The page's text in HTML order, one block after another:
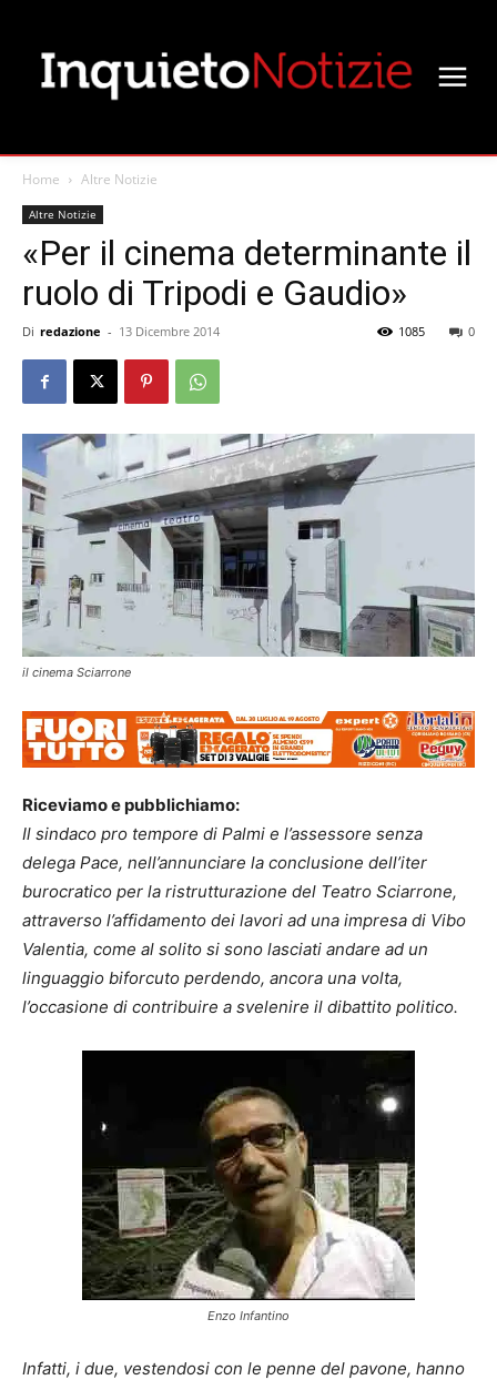
Home Altre Notizie
Altre Notizie
«Per il cinema determinante il
ruolo di Tripodi e Gaudio»
Di redazione - 13 Dicembre 2014 0
1085
il cinema Sciarrone
Riceviamo e pubblichiamo:
Il sindaco pro tempore di Palmi e l’assessore senza
delega Pace, nell’annunciare la conclusione dell’iter
burocratico per la ristrutturazione del Teatro Sciarrone,
attraverso l’affidamento dei lavori ad una impresa di Vibo
Valentia, come al solito si sono lasciati andare ad un
linguaggio biforcuto perdendo, ancora una volta,
l’occasione di contribuire a svelenire il dibattito politico.
Enzo Infantino
Infatti, i due, vestendosi con le penne del pavone, hanno